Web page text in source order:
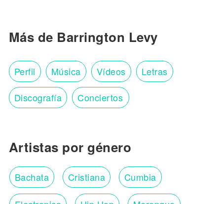
Más de Barrington Levy
Perfil Música Vídeos Letras
Discografía Conciertos
Artistas por género
Bachata Cristiana Cumbia